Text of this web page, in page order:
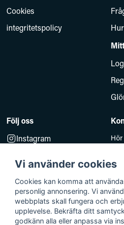
Cookies
integritetspolicy
Följ oss
Instagram
Vi använder cookies
Cookies kan komma att
personlig annonsering. Vi
webbplats skall fungera och
upplevelse. Bekräfta ditt
godkänn alla eller anpassa via